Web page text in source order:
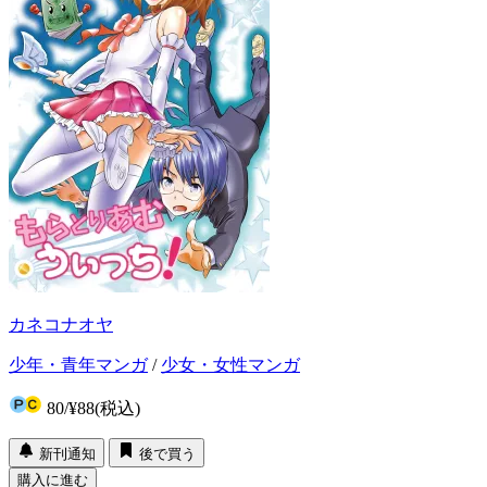
カネコナオヤ
少年・青年マンガ/ 少女・女性マンガ
80/¥88(税込)
新刊通知
後で買う
購入に進む